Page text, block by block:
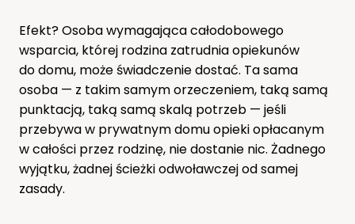
Efekt? Osoba wymagająca całodobowego
wsparcia, której rodzina zatrudnia opiekunów
do domu, może świadczenie dostać. Ta sama
osoba — z takim samym orzeczeniem, taką samą
punktacją, taką samą skalą potrzeb — jeśli
przebywa w prywatnym domu opieki opłacanym
w całości przez rodzinę, nie dostanie nic. Żadnego
wyjątku, żadnej ścieżki odwoławczej od samej
zasady.